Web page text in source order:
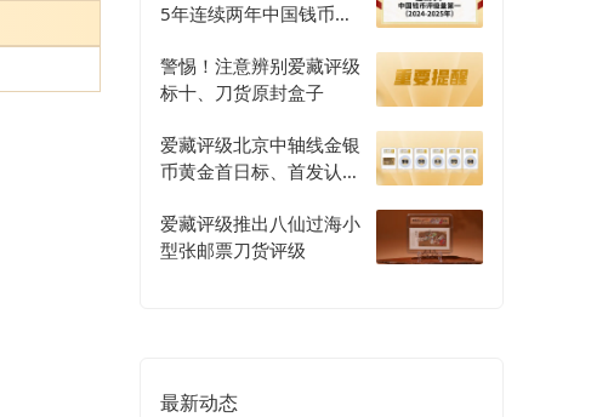
5年连续两年中国钱币评
警惕！注意辨别爱藏评级
标十、刀货原封盒子
爱藏评级北京中轴线金银
币黄金首日标、首发认证
爱藏评级推出八仙过海小
型张邮票刀货评级
最新动态